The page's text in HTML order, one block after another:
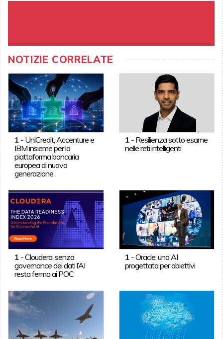
NOTIZIE CORRELATE
1- UniCredit, Accenture e
IBM insieme per la
piattaforma bancaria
europea di nuova
generazione
1 - Resilienza sotto esame
nelle reti intelligenti
1-Cloudera, senza
governance dei dati l’AI
resta ferma ai POC
1 -Oracle: una AI
progettata per obiettivi